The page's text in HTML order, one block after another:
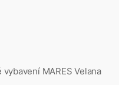
MARES Velana